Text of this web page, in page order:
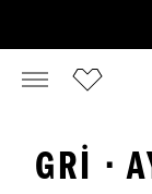
GRI ·